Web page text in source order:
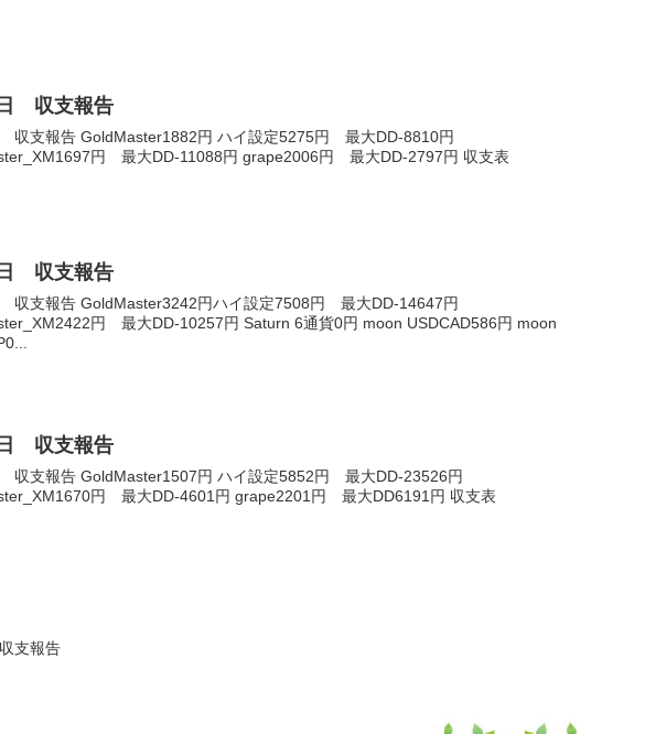
収支報告
収支報告 GoldMaster1882円 ハイ設定5275円 最大DD-8810円
円 最大DD-11088円 grape2006円 最大DD-2797円 収支表
収支報告
収支報告 GoldMaster3242円ハイ設定7508円 最大DD-14647円
円 最大DD-10257円 Saturn 6通貨0円 moon USDCAD586円 moon
収支報告
収支報告 GoldMaster1507円 ハイ設定5852円 最大DD-23526円
円 最大DD-4601円 grape2201円 最大DD6191円 収支表
支報告